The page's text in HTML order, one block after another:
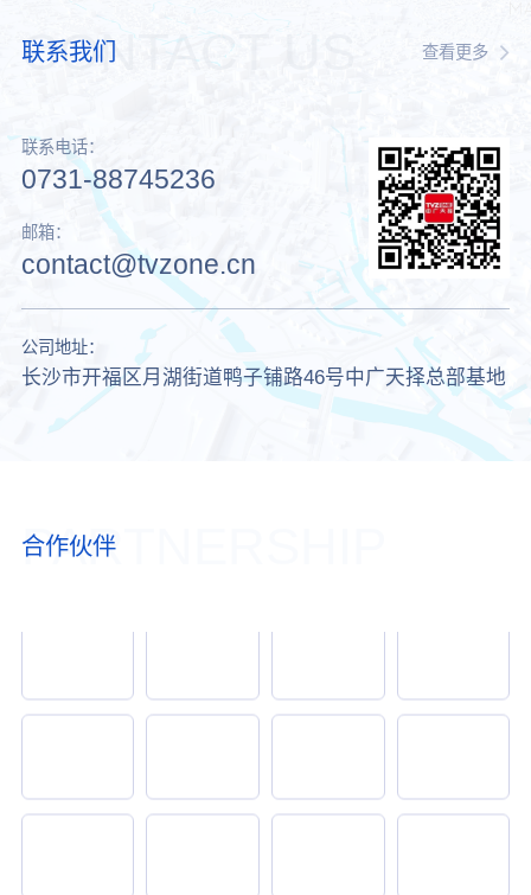
CONTACT US
联系我们 查看更多
联系电话：
0731-88745236
邮箱：
contact@tvzone.cn
公司地址：
长沙市开福区月湖街道鸭子铺路46号中广天择总部基地
PARTNERSHIP
合作伙伴